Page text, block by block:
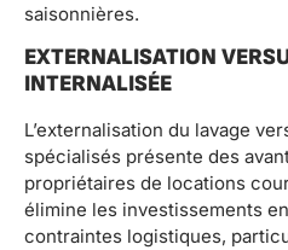
saisonnières.
EXTERNALISATION
INTERNALISÉE
L’externalisation du lavage
spécialisés présente des
propriétaires de locations
élimine les investissements
contraintes logistiques,